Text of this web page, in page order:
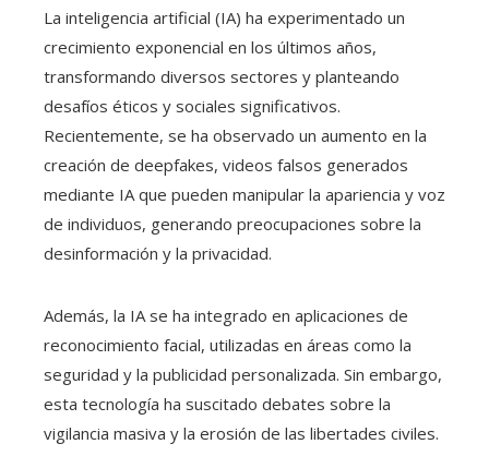
La inteligencia artificial (IA) ha experimentado un
crecimiento exponencial en los últimos años,
transformando diversos sectores y planteando
desafíos éticos y sociales significativos.
Recientemente, se ha observado un aumento en la
creación de deepfakes, videos falsos generados
mediante IA que pueden manipular la apariencia y voz
de individuos, generando preocupaciones sobre la
desinformación y la privacidad.
Además, la IA se ha integrado en aplicaciones de
reconocimiento facial, utilizadas en áreas como la
seguridad y la publicidad personalizada. Sin embargo,
esta tecnología ha suscitado debates sobre la
vigilancia masiva y la erosión de las libertades civiles.